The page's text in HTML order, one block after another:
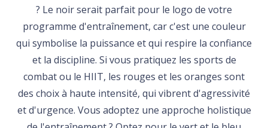
? Le noir serait parfait pour le logo de votre
programme d'entraînement, car c'est une couleur
qui symbolise la puissance et qui respire la confiance
et la discipline. Si vous pratiquez les sports de
combat ou le HIIT, les rouges et les oranges sont
des choix à haute intensité, qui vibrent d'agressivité
et d'urgence. Vous adoptez une approche holistique